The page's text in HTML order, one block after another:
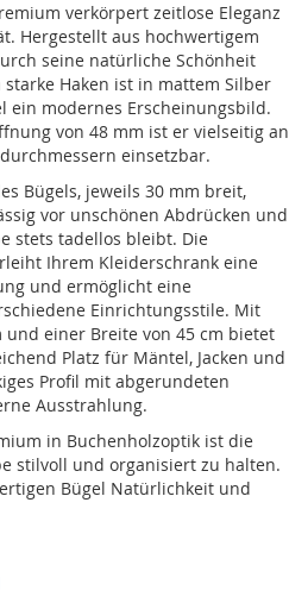
verkörpert zeitlose Eleganz
Hergestellt aus hochwertigem
seine natürliche Schönheit
Haken ist in mattem Silber
ein modernes Erscheinungsbild.
von 48 mm ist er vielseitig an
einsetzbar.
Bügels, jeweils 30 mm breit,
vor unschönen Abdrücken und
stets tadellos bleibt. Die
Ihrem Kleiderschrank eine
und ermöglicht eine
Einrichtungsstile. Mit
und einer Breite von 45 cm bietet
Platz für Mäntel, Jacken und
Profil mit abgerundeten
Ausstrahlung.
in Buchenholzoptik ist die
stilvoll und organisiert zu halten.
Bügel Natürlichkeit und